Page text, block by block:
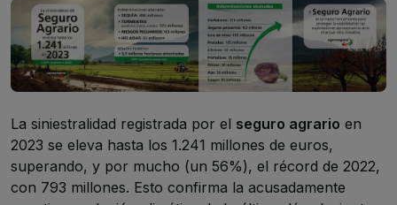
La siniestralidad registrada por el seguro agrario en
2023 se eleva hasta los 1.241 millones de euros,
superando, y por mucho (un 56%), el récord de 2022,
con 793 millones. Esto confirma la acusadamente